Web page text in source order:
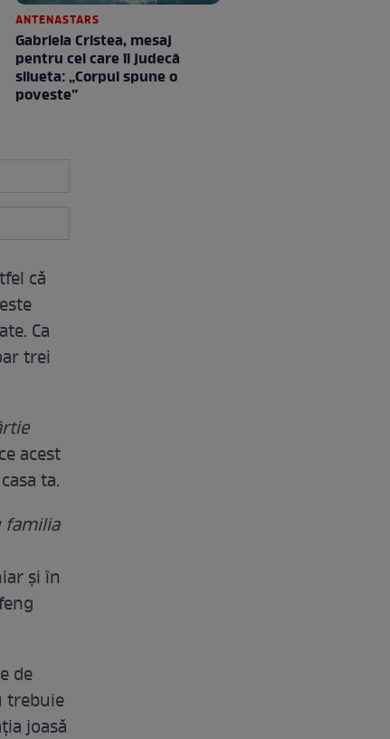
ANTENASTARS
Gabriela Cristea, mesaj
pentru cei care îi judecă
silueta: „Corpul spune o
poveste”
că
Ca
trei
acest
ta.
familia
și în
de
trebuie
joasă